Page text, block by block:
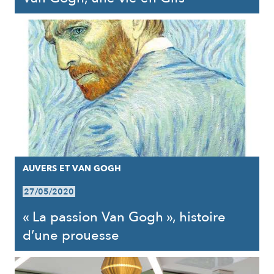
AUVERS ET VAN GOGH
27/05/2020
« La passion Van Gogh », histoire
d’une prouesse